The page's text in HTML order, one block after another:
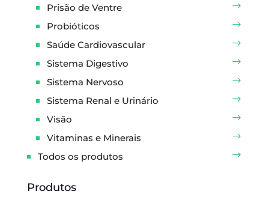
Prisão de Ventre
Probióticos
Saúde Cardiovascular
Sistema Digestivo
Sistema Nervoso
Sistema Renal e Urinário
Visão
Vitaminas e Minerais
Todos os produtos
Produtos